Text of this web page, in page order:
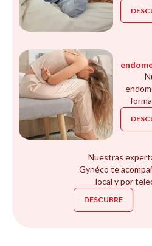
Nuestras
Gynéco te
local y por
DESCUBRE